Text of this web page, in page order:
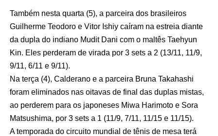
Também nesta quarta (5), a parceira dos brasileiros
Guilherme Teodoro e Vitor Ishiy caíram na estreia diante
da dupla do indiano Mudit Dani com o maltês Taehyun
Kin. Eles perderam de virada por 3 sets a 2 (13/11, 11/9,
9/11, 6/11 e 9/11).
Na terça (4), Calderano e a parceira Bruna Takahashi
foram eliminados nas oitavas de final das duplas mistas,
ao perderem para os japoneses Miwa Harimoto e Sora
Matsushima, por 3 sets a 1 (11/9, 7/11, 11/15 e 11/15).
A temporada do circuito mundial de tênis de mesa terá